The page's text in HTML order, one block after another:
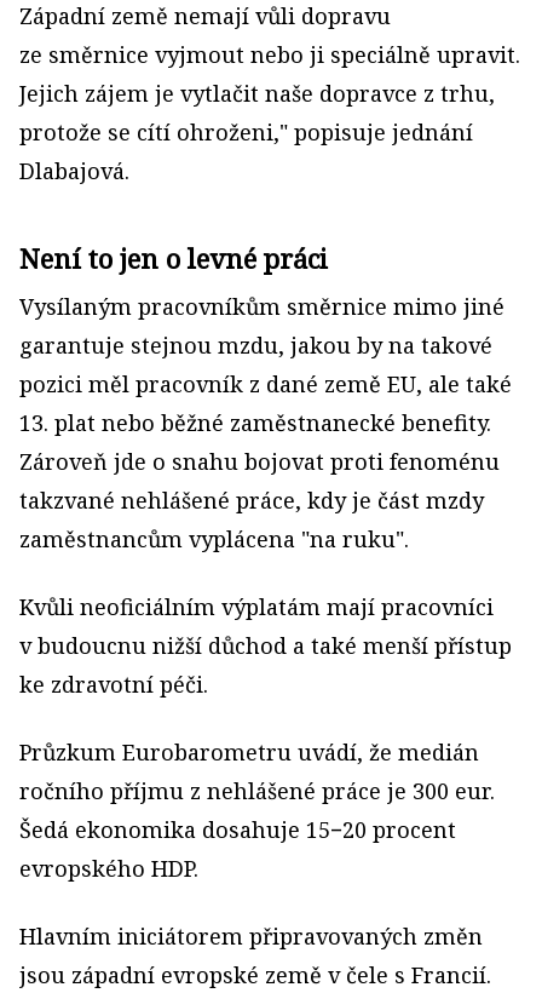
Západní země nemají vůli dopravu
ze směrnice vyjmout nebo ji speciálně upravit.
Jejich zájem je vytlačit naše dopravce z trhu,
protože se cítí ohroženi," popisuje jednání
Dlabajová.
Není to jen o levné práci
Vysílaným pracovníkům směrnice mimo jiné
garantuje stejnou mzdu, jakou by na takové
pozici měl pracovník z dané země EU, ale také
13. plat nebo běžné zaměstnanecké benefity.
Zároveň jde o snahu bojovat proti fenoménu
takzvané nehlášené práce, kdy je část mzdy
zaměstnancům vyplácena "na ruku".
Kvůli neoficiálním výplatám mají pracovníci
v budoucnu nižší důchod a také menší přístup
ke zdravotní péči.
Průzkum Eurobarometru uvádí, že medián
ročního příjmu z nehlášené práce je 300 eur.
Šedá ekonomika dosahuje 15−20 procent
evropského HDP.
Hlavním iniciátorem připravovaných změn
jsou západní evropské země v čele s Francií.